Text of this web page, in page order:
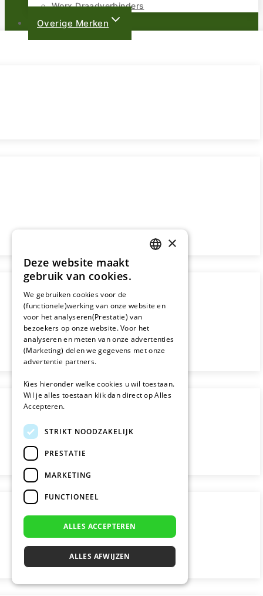
Worx Draadverbinders
Overige Merken
GERMAN
×
Deze website maakt
gebruik van cookies.
We gebruiken cookies voor de
(functionele)werking van onze website en
voor het analyseren(Prestatie) van
bezoekers op onze website. Voor het
analyseren en meten van onze advertenties
(Marketing) delen we gegevens met onze
advertentie partners.
Kies hieronder welke cookies u wil toestaan.
Wil je alles toestaan klik dan direct op Alles
Accepteren.
STRIKT NOODZAKELIJK
PRESTATIE
MARKETING
FUNCTIONEEL
ALLES ACCEPTEREN
ALLES AFWIJZEN